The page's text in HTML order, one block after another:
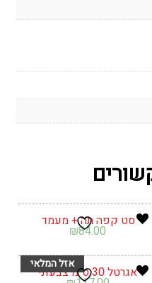
סט קפה תה + מעמד
₪84.00
אגרטל 30 ס"מ צבעוני